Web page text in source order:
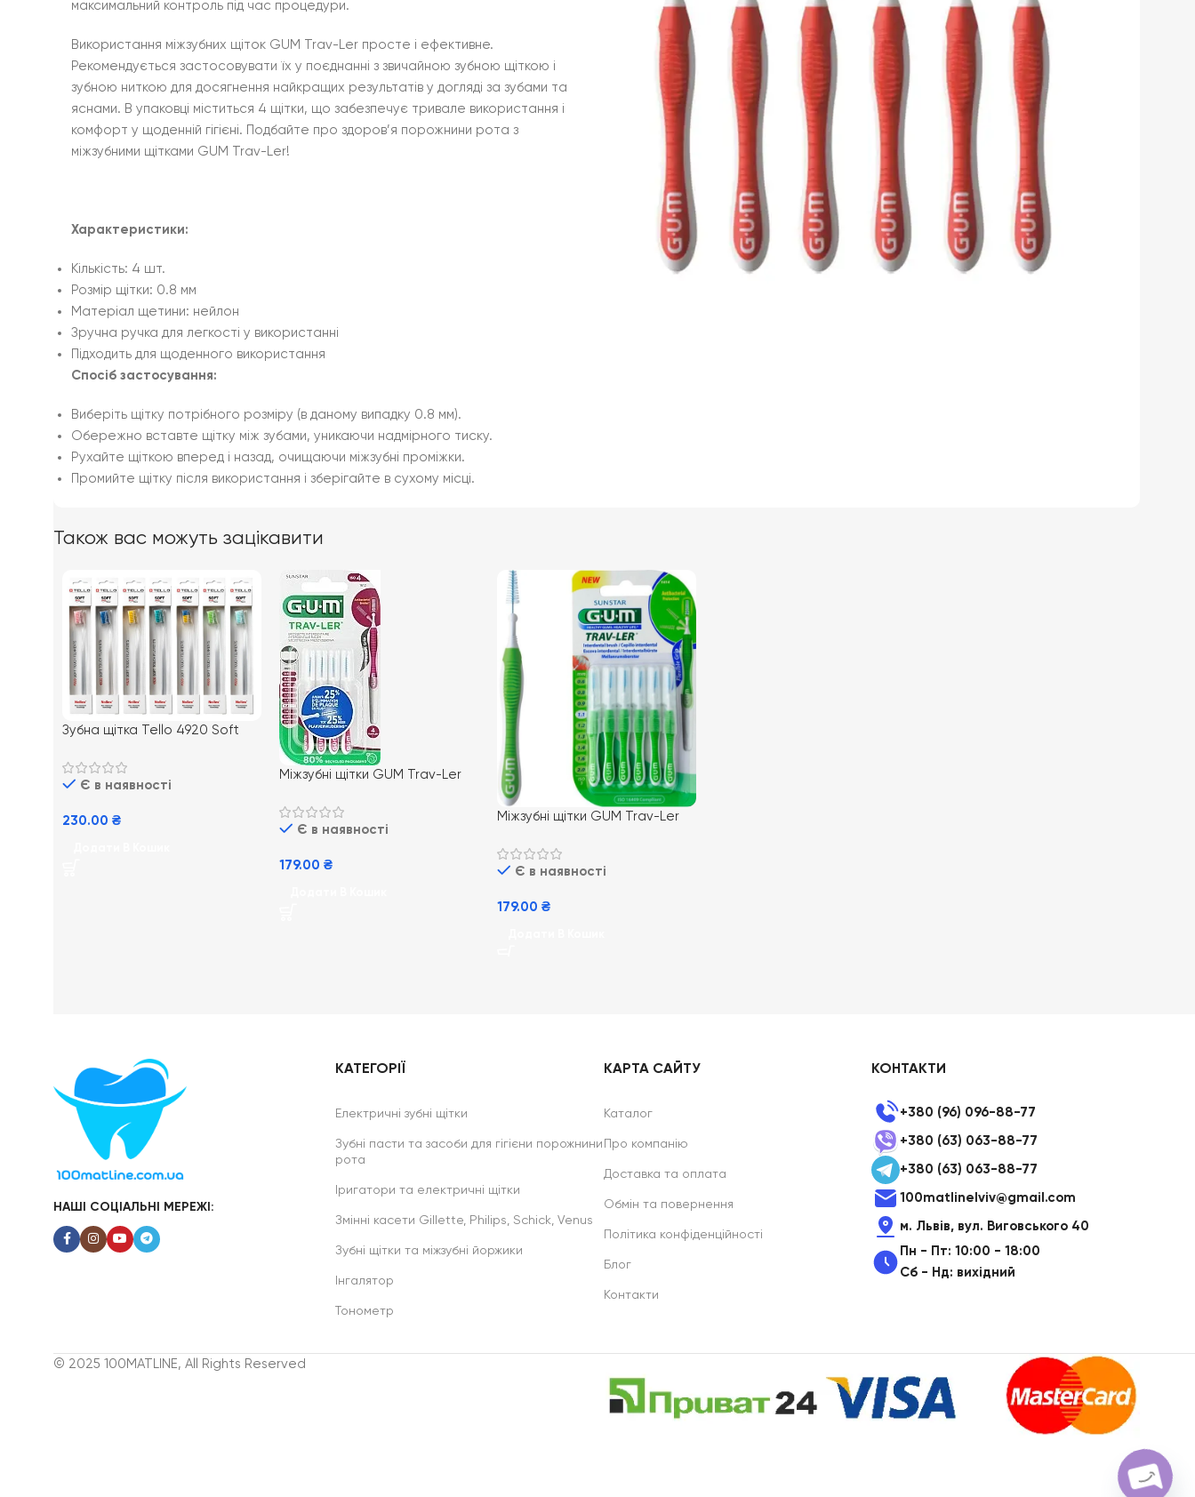
максимальний контроль під час процедури.
Використання міжзубних щіток GUM Trav-Ler просте і ефективне.
Рекомендується застосовувати їх у поєднанні з звичайною зубною щіткою і
зубною ниткою для досягнення найкращих результатів у догляді за зубами та
яснами. В упаковці міститься 4 щітки, що забезпечує тривале використання і
комфорт у щоденній гігієні. Подбайте про здоров’я порожнини рота з
міжзубними щітками GUM Trav-Ler!
Характеристики:
Кількість: 4 шт.
Розмір щітки: 0.8 мм
Матеріал щетини: нейлон
Зручна ручка для легкості у використанні
Підходить для щоденного використання
Спосіб застосування:
Виберіть щітку потрібного розміру (в даному випадку 0.8 мм).
Обережно вставте щітку між зубами, уникаючи надмірного тиску.
Рухайте щіткою вперед і назад, очищаючи міжзубні проміжки.
Промийте щітку після використання і зберігайте в сухому місці.
Також вас можуть зацікавити
Зубна щітка Tello 4920 Soft
Є в наявності
230.00 ₴
Міжзубні щітки GUM Trav-Ler
очищення та догляду за
яснами 4шт
Є в наявності
179.00₴
Міжзубні щітки GUM Trav-Ler
гігієни порожнини рота
Є в наявності
179.00 ₴
НАШІ СОЦІАЛЬНІ МЕРЕЖІ:
КАТЕГОРІЇ
Електричні зубні щітки
Зубні пасти та засоби для гігієни порожнини
рота
Іригатори та електричні щітки
Змінні касети Gillette, Philips, Schick, Venus
Зубні щітки та міжзубні йоржики
Інгалятор
Тонометр
КАРТА САЙТУ
Каталог
Про компанію
Доставка та оплата
Обмін та повернення
Політика конфіденційності
Блог
Контакти
КОНТАКТИ
+380 (96) 096-88-77
+380 (63) 063-88-77
+380 (63) 063-88-77
100matlinelviv@gmail.com
м. Львів, вул. Виговського 40
Пн - Пт: 10:00 - 18:00
Сб - Нд: вихідний
© 2025 100MATLINE, All Rights Reserved